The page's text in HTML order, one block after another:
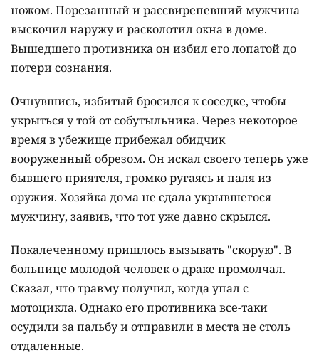
ножом. Порезанный и рассвирепевший мужчина
выскочил наружу и расколотил окна в доме.
Вышедшего противника он избил его лопатой до
потери сознания.
Очнувшись, избитый бросился к соседке, чтобы
укрыться у той от собутыльника. Через некоторое
время в убежище прибежал обидчик
вооруженный обрезом. Он искал своего теперь уже
бывшего приятеля, громко ругаясь и паля из
оружия. Хозяйка дома не сдала укрывшегося
мужчину, заявив, что тот уже давно скрылся.
Покалеченному пришлось вызывать "скорую". В
больнице молодой человек о драке промолчал.
Сказал, что травму получил, когда упал с
мотоцикла. Однако его противника все-таки
осудили за пальбу и отправили в места не столь
отдаленные.